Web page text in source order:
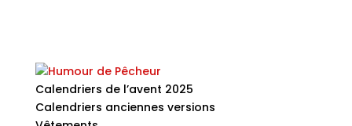
Calendriers de l’avent 2025
Calendriers anciennes versions